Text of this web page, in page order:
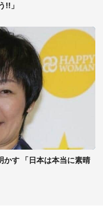
!!」
かす 「日本は本当に素晴